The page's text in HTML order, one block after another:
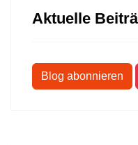
Aktuelle
Blog abonnieren